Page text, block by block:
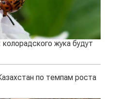
жука будут
по темпам роста